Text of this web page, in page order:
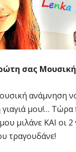
σας
ανάμνηση
μου!…
μιλάνε ΚΑΙ οι 2
τραγουδάνε!